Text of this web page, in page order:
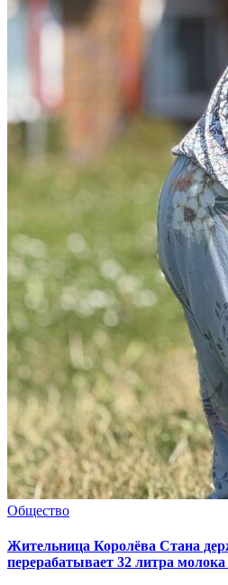
Общество
Жительница Королёва Стана
перерабатывает 32 литра молока